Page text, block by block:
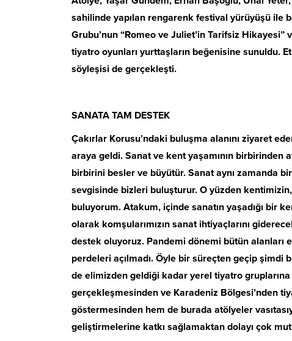
sahilinde yapılan rengarenk festival yürüyüşü ile
Grubu’nun “Romeo ve Juliet’in Tarifsiz Hikayesi”
tiyatro oyunları yurttaşların beğenisine sunuldu.
söyleşisi de gerçekleşti.
SANATA TAM DESTEK
Çakırlar Korusu’ndaki buluşma alanını ziyaret
araya geldi. Sanat ve kent yaşamının birbirinden
birbirini besler ve büyütür. Sanat aynı zamanda
sevgisinde bizleri buluşturur. O yüzden
buluyorum. Atakum, içinde sanatın yaşadığı bir
olarak komşularımızın sanat ihtiyaçlarını
destek oluyoruz. Pandemi dönemi bütün alanları
perdeleri açılmadı. Öyle bir süreçten geçip
de elimizden geldiği kadar yerel tiyatro
gerçekleşmesinden ve Karadeniz Bölgesi’nden
göstermesinden hem de burada atölyeler
geliştirmelerine katkı sağlamaktan dolayı çok